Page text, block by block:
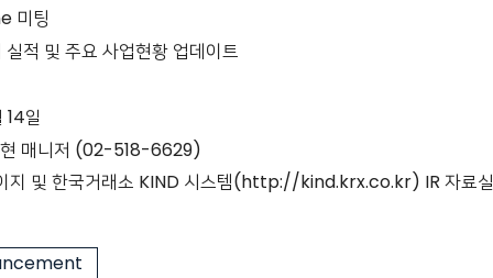
미팅
적 및 주요 사업현황 업데이트
14일
현 매니저 (02-518-6629)
지 및 한국거래소 KIND 시스템(http://kind.krx.co.kr) IR 자료실